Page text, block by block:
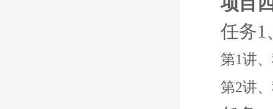
任务1
第1讲
第2讲